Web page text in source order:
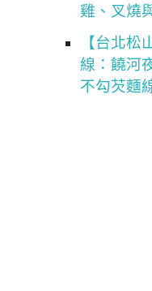
雞、叉燒
【台北松
線：饒河
不勾芡麵